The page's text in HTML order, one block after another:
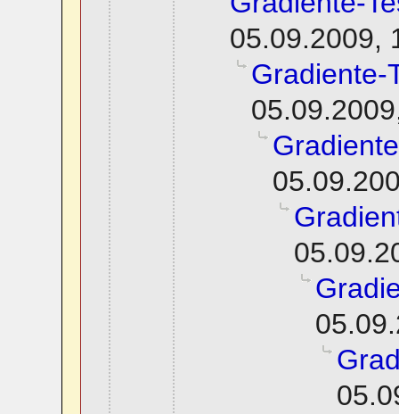
05.09.2009,
Gradiente-